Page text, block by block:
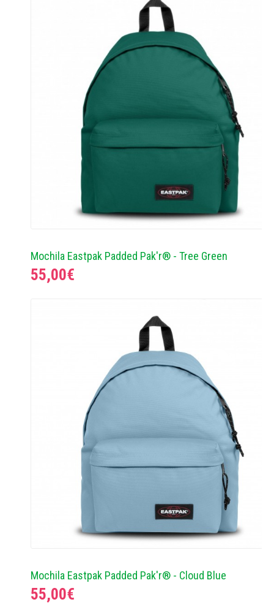
Mochila Eastpak Padded Pak'r® - Tree Green
55,00€
Mochila Eastpak Padded Pak'r® - Cloud Blue
55,00€